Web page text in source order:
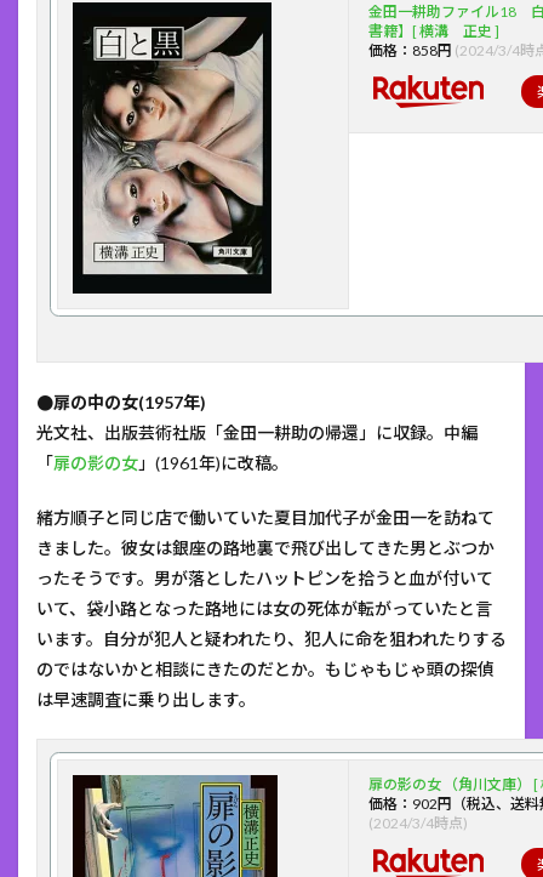
金田一耕助ファイル18
書籍】[ 横溝 正史 ]
価格：858円 (2024/3/4時
●扉の中の女(1957年)
光文社、出版芸術社版「金田一耕助の帰還」に収録。中編
「扉の影の女」(1961年)に改稿。
緒方順子と同じ店で働いていた夏目加代子が金田一を訪ねて
きました。彼女は銀座の路地裏で飛び出してきた男とぶつか
ったそうです。男が落としたハットピンを拾うと血が付いて
いて、袋小路となった路地には女の死体が転がっていたと言
います。自分が犯人と疑われたり、犯人に命を狙われたりする
のではないかと相談にきたのだとか。もじゃもじゃ頭の探偵
は早速調査に乗り出します。
扉の影の女 （角川文庫）
価格：902円（税込、送料
(2024/3/4時点)